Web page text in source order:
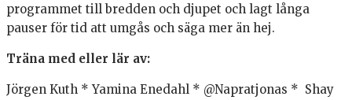
programmet till bredden och djupet och lagt långa
pauser för tid att umgås och säga mer än hej.
Träna med eller lär av:
Jörgen Kuth * Yamina Enedahl * @Napratjonas * Shay